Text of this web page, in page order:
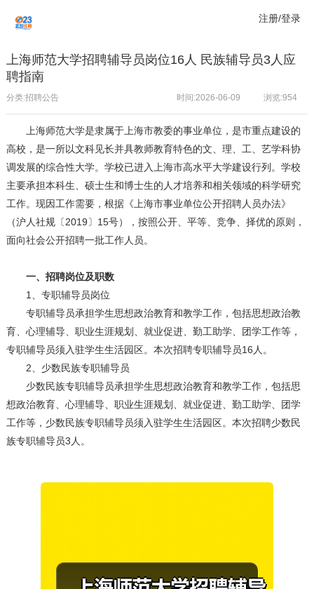
注册/登录
上海师范大学招聘辅导员岗位16人 民族辅导员3人应
聘指南
分类:招聘公告 浏览:954
时间:2026-06-09
上海师范大学是隶属于上海市教委的事业单位，是市重点建设的
高校，是一所以文科见长并具教师教育特色的文、理、工、艺学科协
调发展的综合性大学。学校已进入上海市高水平大学建设行列。学校
主要承担本科生、硕士生和博士生的人才培养和相关领域的科学研究
工作。现因工作需要，根据《上海市事业单位公开招聘人员办法》
（沪人社规〔2019〕15号），按照公开、平等、竞争、择优的原则，
面向社会公开招聘一批工作人员。
一、招聘岗位及职数
1、专职辅导员岗位
专职辅导员承担学生思想政治教育和教学工作，包括思想政治教
育、心理辅导、职业生涯规划、就业促进、勤工助学、团学工作等，
专职辅导员须入驻学生生活园区。本次招聘专职辅导员16人。
2、少数民族专职辅导员
少数民族专职辅导员承担学生思想政治教育和教学工作，包括思
想政治教育、心理辅导、职业生涯规划、就业促进、勤工助学、团学
工作等，少数民族专职辅导员须入驻学生生活园区。本次招聘少数民
族专职辅导员3人。